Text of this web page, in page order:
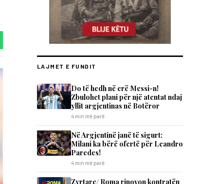
LAJMET E FUNDIT
Do të hedh në erë Messi-n!
Zbulohet plani për një atentat ndaj
yllit argjentinas në Botëror
4 min më parë
Në Argjentinë janë të sigurt:
Milani ka bërë ofertë për Leandro
Paredes!
4 min më parë
Zyrtare/ Roma rinovon kontratën